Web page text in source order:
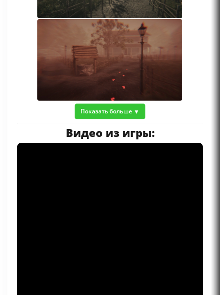
Показать больше
Видео из игры: